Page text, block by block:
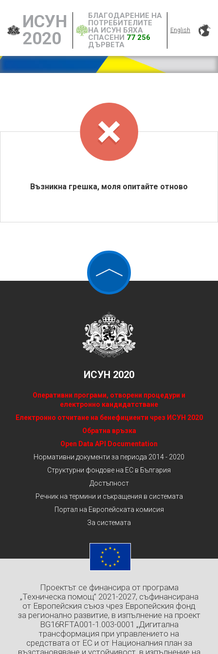
ИСУН
2020
БЛАГОДАРЕНИЕ НА
ПОТРЕБИТЕЛИТЕ
НА ИСУН БЯХА
СПАСЕНИ 77 256
ДЪРВЕТА
English
Възникна грешка, моля опитайте отново
ИСУН 2020
Оперативни програми, отворени процедури и
електронно кандидатстване
Електронно отчитане на бенефициенти чрез ИСУН 2020
Обратна връзка
Open Data API Documentation
Нормативни документи за периода 2014 - 2020
Структурни фондове на ЕС в България
Достъпност
Речник на термини и съкращения в системата
Портал на Европейската комисия
За системата
Проектът се финансира от програма
„Техническа помощ” 2021-2027, съфинансирана
от Европейския съюз чрез Европейския фонд
за регионално развитие, в изпълнение на проект
BG16RFTA001-1.003-0001 „Дигитална
трансформация при управлението на
средствата от ЕС и от Националния план за
възстановяване и устойчивост, в изпълнение на